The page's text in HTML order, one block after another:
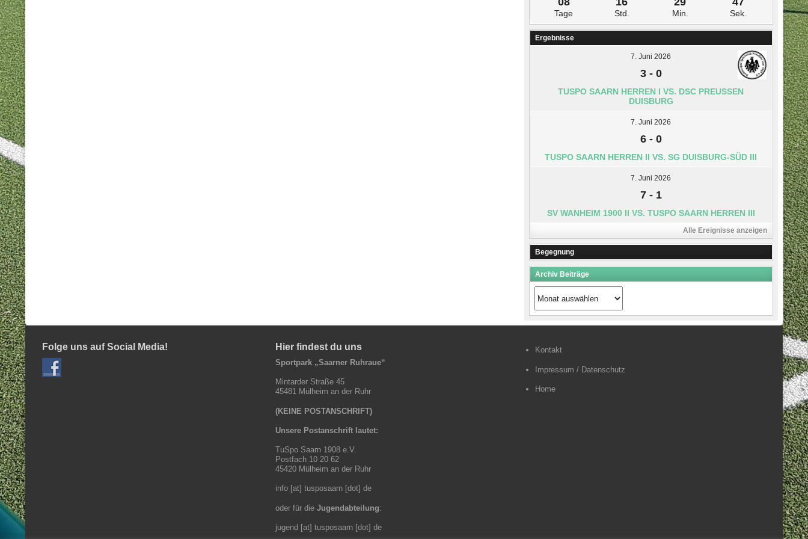
Tage Std. Min. Sek.
Ergebnisse
7. Juni 2026
3- 0
TUSPO SAARN HERREN I VS. DSC PREUSSEN D
UISBURG
7. Juni 2026
6- 0
TUSPO SAARN HERREN II VS. SG DUISBURG-SÜD III
7. Juni 2026
7- 1
SV WANHEIM 1900 II VS. TUSPO SAARN HERREN III
Alle Ereignisse anzeigen
Begegnung
Archiv Beiträge
Archiv
Beiträge
Folge uns auf Social Media! Hier findest du uns
Sportpark „Saarner Ruhraue“
Mintarder Straße 45
45481 Mülheim an der Ruhr
(KEINE POSTANSCHRIFT)
Unsere Postanschrift lautet:
TuSpo Saarn 1908 e.V.
Postfach 10 20 62
45420 Mülheim an der Ruhr
info [at] tusposaarn [dot] de
oder für die Jugendabteilung:
jugend [at] tusposaarn [dot] de
Kontakt
Impressum / Datenschutz
Home